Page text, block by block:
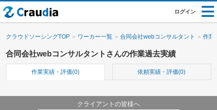
ログイン
クラウドソーシングTOP ワーカー一覧 合同会社webコンサルタント 作業
合同会社webコンサルタントさんの作業過去実績
作業実績・評価(0) 依頼実績・評価(0)
クライアントの皆様へ